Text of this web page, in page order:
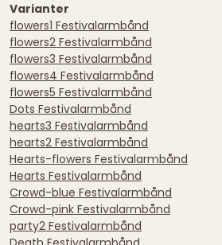
Varianter
flowers1 Festivalarmbånd
flowers2 Festivalarmbånd
flowers3 Festivalarmbånd
flowers4 Festivalarmbånd
flowers5 Festivalarmbånd
Dots Festivalarmbånd
hearts3 Festivalarmbånd
hearts2 Festivalarmbånd
Hearts-flowers Festivalarmbånd
Hearts Festivalarmbånd
Crowd-blue Festivalarmbånd
Crowd-pink Festivalarmbånd
party2 Festivalarmbånd